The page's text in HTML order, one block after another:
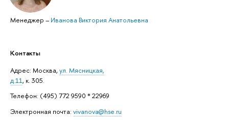
Менеджер – Иванова Виктория Анатольевна
Контакты
Адрес: ​Москва, ул. Мясницкая,
д.11, к. 305.
Телефон: (495) 772 9590 * 22969
Электронная почта: vivanova@hse.ru